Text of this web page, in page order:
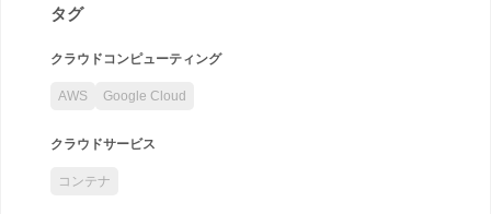
タグ
クラウドコンピューティング
AWS Google Cloud
クラウドサービス
コンテナ